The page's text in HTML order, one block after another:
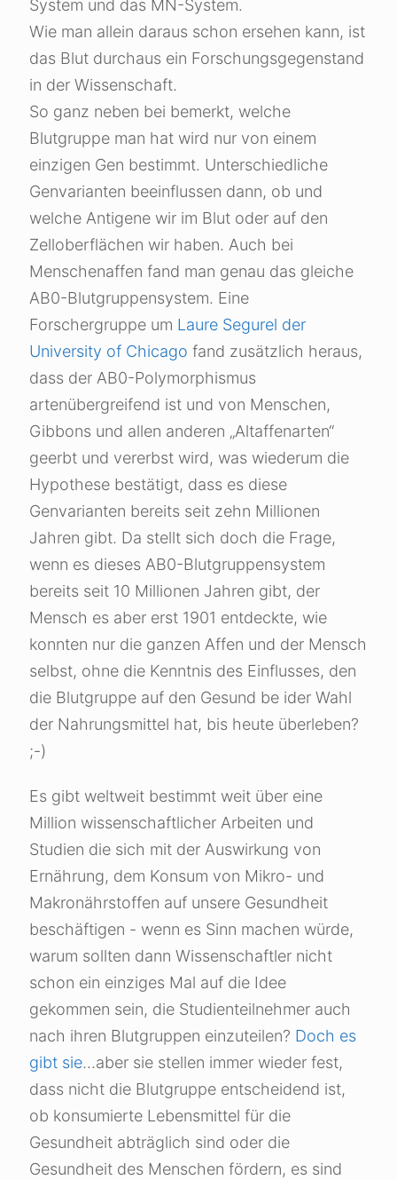
System und das MN-System.
Wie man allein daraus schon ersehen kann, ist
das Blut durchaus ein Forschungsgegenstand
in der Wissenschaft.
So ganz neben bei bemerkt, welche
Blutgruppe man hat wird nur von einem
einzigen Gen bestimmt. Unterschiedliche
Genvarianten beeinflussen dann, ob und
welche Antigene wir im Blut oder auf den
Zelloberflächen wir haben. Auch bei
Menschenaffen fand man genau das gleiche
AB0-Blutgruppensystem. Eine
Forschergruppe um Laure Segurel der
University of Chicago fand zusätzlich heraus,
dass der AB0-Polymorphismus
artenübergreifend ist und von Menschen,
Gibbons und allen anderen „Altaffenarten“
geerbt und vererbst wird, was wiederum die
Hypothese bestätigt, dass es diese
Genvarianten bereits seit zehn Millionen
Jahren gibt. Da stellt sich doch die Frage,
wenn es dieses AB0-Blutgruppensystem
bereits seit 10 Millionen Jahren gibt, der
Mensch es aber erst 1901 entdeckte, wie
konnten nur die ganzen Affen und der Mensch
selbst, ohne die Kenntnis des Einflusses, den
die Blutgruppe auf den Gesund be ider Wahl
der Nahrungsmittel hat, bis heute überleben?
;-)
Es gibt weltweit bestimmt weit über eine
Million wissenschaftlicher Arbeiten und
Studien die sich mit der Auswirkung von
Ernährung, dem Konsum von Mikro- und
Makronährstoffen auf unsere Gesundheit
beschäftigen - wenn es Sinn machen würde,
warum sollten dann Wissenschaftler nicht
schon ein einziges Mal auf die Idee
gekommen sein, die Studienteilnehmer auch
nach ihren Blutgruppen einzuteilen? Doch es
gibt sie...aber sie stellen immer wieder fest,
dass nicht die Blutgruppe entscheidend ist,
ob konsumierte Lebensmittel für die
Gesundheit abträglich sind oder die
Gesundheit des Menschen fördern, es sind